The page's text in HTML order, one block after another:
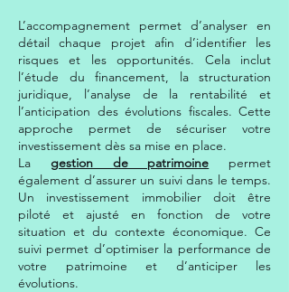
L’accompagnement permet d’analyser en
détail chaque projet afin d’identifier les
risques et les opportunités. Cela inclut
l’étude du financement, la structuration
juridique, l’analyse de la rentabilité et
l’anticipation des évolutions fiscales. Cette
approche permet de sécuriser votre
investissement dès sa mise en place.
La gestion de patrimoine permet
également d’assurer un suivi dans le temps.
Un investissement immobilier doit être
piloté et ajusté en fonction de votre
situation et du contexte économique. Ce
suivi permet d’optimiser la performance de
votre patrimoine et d’anticiper les
évolutions.